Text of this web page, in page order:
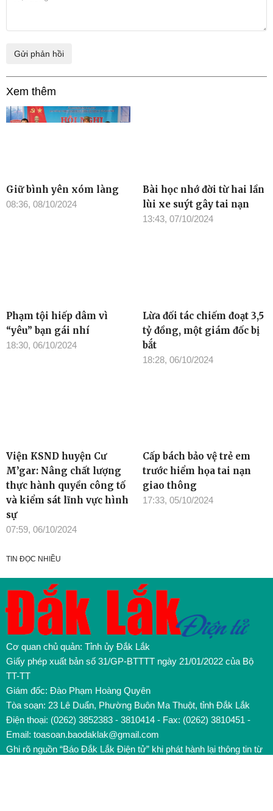
Xem thêm
Giữ bình yên xóm làng
08:36, 08/10/2024
Bài học nhớ đời từ hai lần
lùi xe suýt gây tai nạn
13:43, 07/10/2024
Phạm tội hiếp dâm vì
“yêu” bạn gái nhí
18:30, 06/10/2024
Lừa đối tác chiếm đoạt 3,5
tỷ đồng, một giám đốc bị
bắt
18:28, 06/10/2024
Viện KSND huyện Cư
M’gar: Nâng chất lượng
thực hành quyền công tố
và kiểm sát lĩnh vực hình
sự
07:59, 06/10/2024
Cấp bách bảo vệ trẻ em
trước hiểm họa tai nạn
giao thông
17:33, 05/10/2024
TIN ĐỌC NHIỀU
Cơ quan chủ quản: Tỉnh ủy Đắk Lắk
Giấy phép xuất bản số 31/GP-BTTTT ngày 21/01/2022 của Bộ
TT-TT
Giám đốc: Đào Phạm Hoàng Quyên
Tòa soạn: 23 Lê Duẩn, Phường Buôn Ma Thuột, tỉnh Đắk Lắk
Điện thoại: (0262) 3852383 - 3810414 - Fax: (0262) 3810451 -
Email: toasoan.baodaklak@gmail.com
Ghi rõ nguồn “Báo Đắk Lắk Điện tử” khi phát hành lại thông tin từ